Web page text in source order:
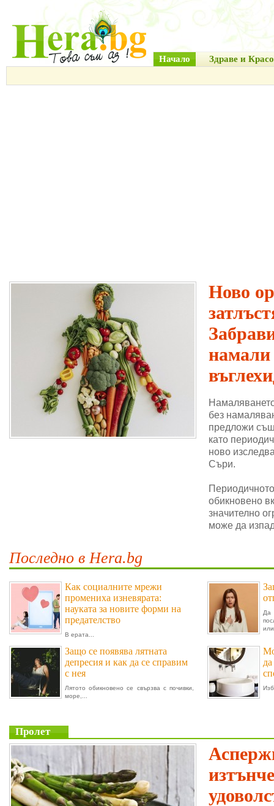
Начало Здраве и
Ново
намали
без
предложи
като
ново
Съри.
обикновено
значително
може да
Последно в Hera.bg
Как социалните мрежи
промениха изневярата:
науката за новите форми на
предателство
В ерата...
Да
Защо се появява лятната
депресия и как да се справим
с нея
Лятото обикновено се свързва с почивки,
море,...
Пролет